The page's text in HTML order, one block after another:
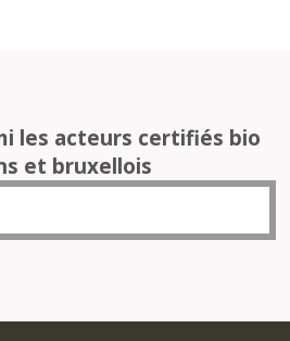
les acteurs certifiés bio
et bruxellois